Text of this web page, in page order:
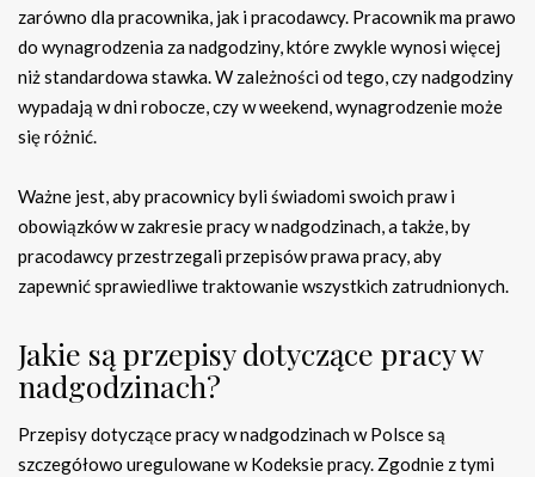
zarówno dla pracownika, jak i pracodawcy. Pracownik ma prawo
do wynagrodzenia za nadgodziny, które zwykle wynosi więcej
niż standardowa stawka. W zależności od tego, czy nadgodziny
wypadają w dni robocze, czy w weekend, wynagrodzenie może
się różnić.
Ważne jest, aby pracownicy byli świadomi swoich praw i
obowiązków w zakresie pracy w nadgodzinach, a także, by
pracodawcy przestrzegali przepisów prawa pracy, aby
zapewnić sprawiedliwe traktowanie wszystkich zatrudnionych.
Jakie są przepisy dotyczące pracy w
nadgodzinach?
Przepisy dotyczące pracy w nadgodzinach w Polsce są
szczegółowo uregulowane w Kodeksie pracy. Zgodnie z tymi